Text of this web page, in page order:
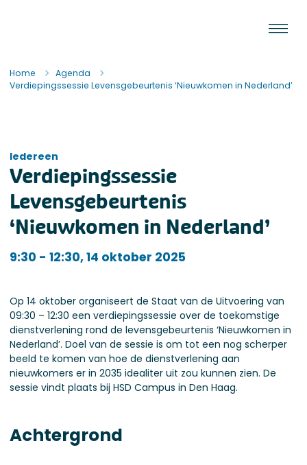
Home
Agenda
Verdiepings­sessie Levensgebeurtenis ‘Nieuwkomen in Nederland’
Iedereen
Verdiepings­sessie
Levensgebeurtenis
‘Nieuwkomen in Nederland’
Iedereen
9:30 - 12:30, 14 oktober 2025
Op 14 oktober organiseert de Staat van de Uitvoering van
09:30 – 12:30 een verdiepingssessie over de toekomstige
dienstverlening rond de levensgebeurtenis ‘Nieuwkomen in
Nederland’. Doel van de sessie is om tot een nog scherper
beeld te komen van hoe de dienstverlening aan
nieuwkomers er in 2035 idealiter uit zou kunnen zien. De
sessie vindt plaats bij HSD Campus in Den Haag.
Achtergrond